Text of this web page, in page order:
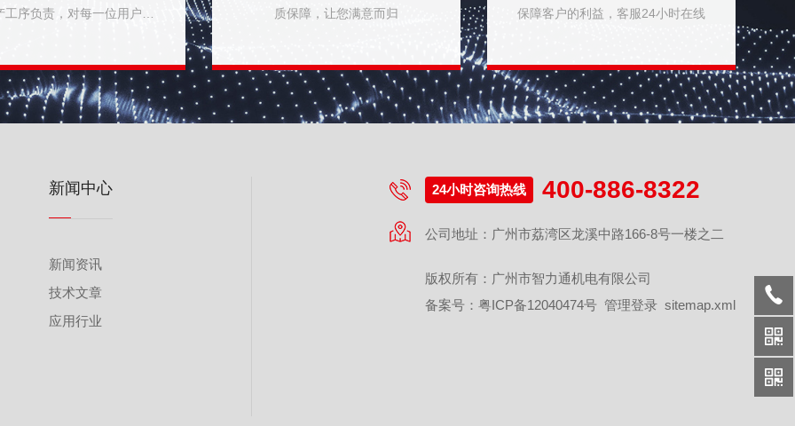
工序负责，对每一位用户负
质保障，让您满意而归
保障客户的利益，客服24小时在线
新闻中心
新闻资讯
技术文章
应用行业
24小时咨询热线 400-886-8322
公司地址：广州市荔湾区龙溪中路166-8号一楼之二
版权所有：广州市智力通机电有限公司
备案号： 粤ICP备12040474号 管理登录 sitemap.xml